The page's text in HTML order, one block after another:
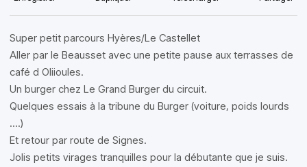
Super petit parcours Hyères/Le Castellet
Aller par le Beausset avec une petite pause aux terrasses de
café d Oliioules.
Un burger chez Le Grand Burger du circuit.
Quelques essais à la tribune du Burger (voiture, poids lourds
....)
Et retour par route de Signes.
Jolis petits virages tranquilles pour la débutante que je suis.